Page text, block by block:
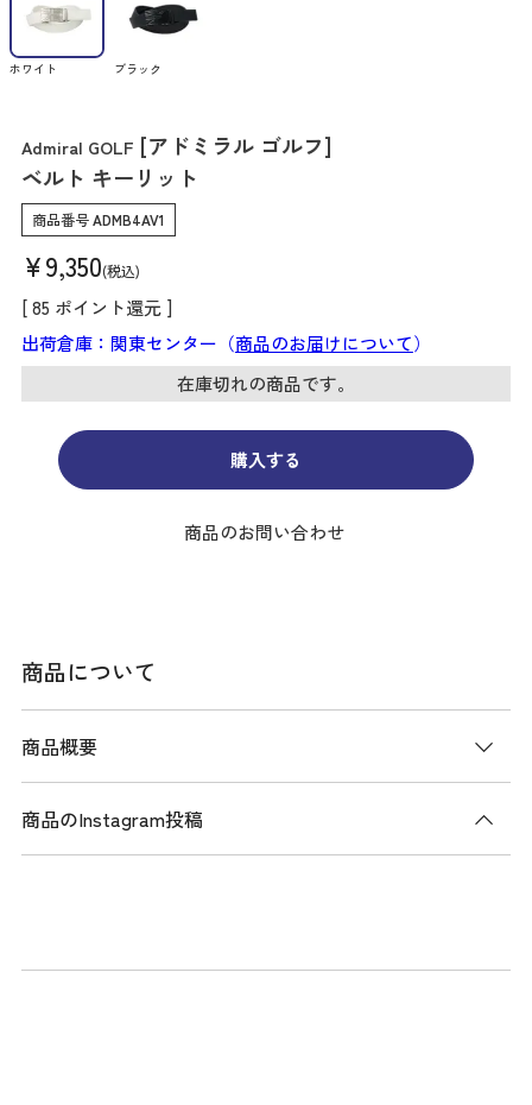
ホワイト ブラック
Admiral GOLF [アドミラル ゴルフ]
ベルト キーリット
商品番号ADMB4AV1
¥9,350 税込
[85 ポイント還元 ]
出荷倉庫：関東センター（商品のお届けについて）
在庫切れの商品です。
購入する
商品のお問い合わせ
商品について
商品概要
商品説明
商品のInstagram投稿